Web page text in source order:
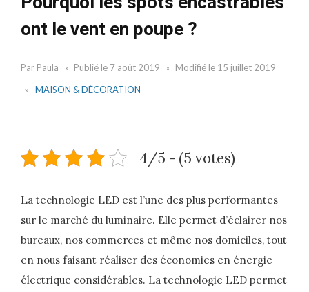
ont le vent en poupe ?
Par Paula Publié le 7 août 2019 Modifié le 15 juillet 2019
MAISON & DÉCORATION
4/5 - (5 votes)
La technologie LED est l’une des plus performantes
sur le marché du luminaire. Elle permet d’éclairer nos
bureaux, nos commerces et même nos domiciles, tout
en nous faisant réaliser des économies en énergie
électrique considérables. La technologie LED permet